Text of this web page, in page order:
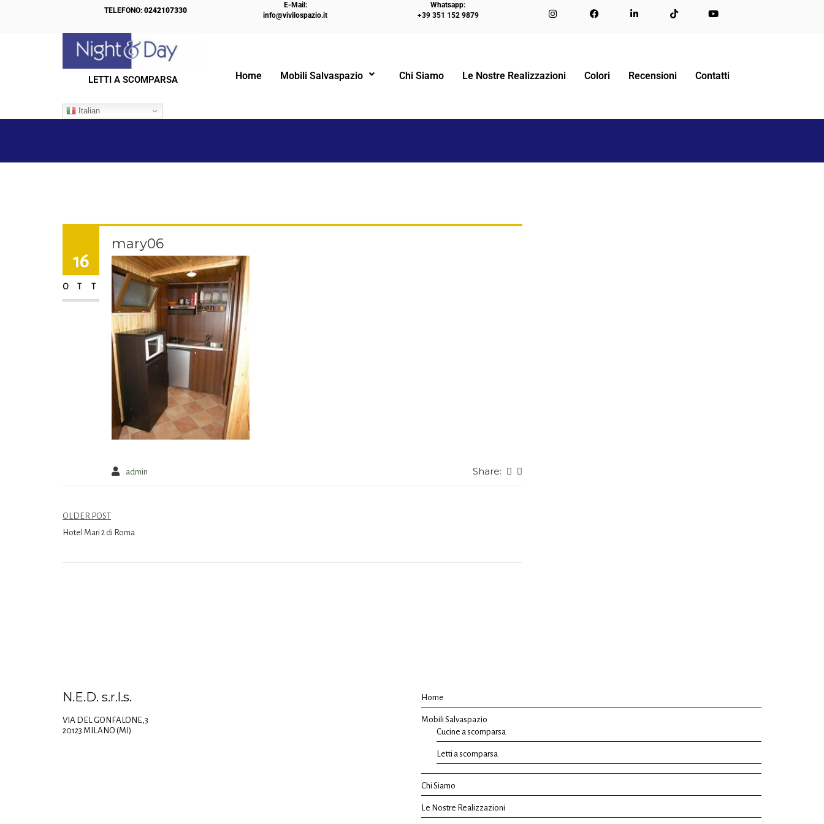
TELEFONO:0242107330
E-Mail:
info@vivilospazio.it
Whatsapp:
+39 351 152 9879
LETTI A SCOMPARSA
Italian
Home Mobili Salvaspazio Chi Siamo Le Nostre Realizzazioni Colori Recensioni Contatti
IL NOSTRO BLOG!
16
OTT
mary06
admin Share:
OLDER POST
Hotel Mari 2 di Roma
N.E.D. s.r.l.s.
VIA DEL GONFALONE,3
20123 MILANO (MI)
Home
Mobili Salvaspazio
Cucine a scomparsa
Letti a scomparsa
Chi Siamo
Le Nostre Realizzazioni